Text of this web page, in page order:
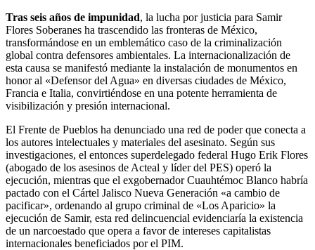
Tras seis años de impunidad, la lucha por justicia para Samir
Flores Soberanes ha trascendido las fronteras de México,
transformándose en un emblemático caso de la criminalización
global contra defensores ambientales. La internacionalización de
esta causa se manifestó mediante la instalación de monumentos en
honor al «Defensor del Agua» en diversas ciudades de México,
Francia e Italia, convirtiéndose en una potente herramienta de
visibilización y presión internacional.
El Frente de Pueblos ha denunciado una red de poder que conecta a
los autores intelectuales y materiales del asesinato. Según sus
investigaciones, el entonces superdelegado federal Hugo Erik Flores
(abogado de los asesinos de Acteal y líder del PES) operó la
ejecución, mientras que el exgobernador Cuauhtémoc Blanco habría
pactado con el Cártel Jalisco Nueva Generación «a cambio de
pacificar», ordenando al grupo criminal de «Los Aparicio» la
ejecución de Samir, esta red delincuencial evidenciaría la existencia
de un narcoestado que opera a favor de intereses capitalistas
internacionales beneficiados por el PIM.